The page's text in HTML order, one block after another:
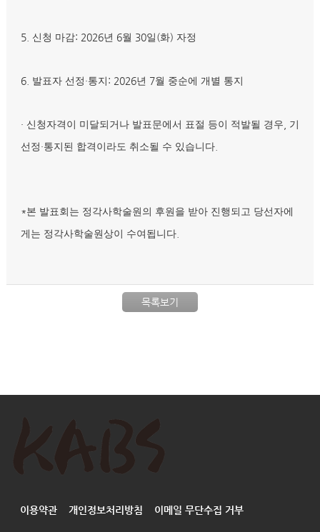
5. 신청 마감: 2026년 6월 30일 (화) 자정
6. 발표자 선정 ·통지 : 2026년 7월 중순에 개별 통지
· 신청자격이 미달되거나 발표문에서 표절 등이 적발될 경우 기
선정 ·통지된 합격이라도 취소될 수 있습니다
*본 발표회는 정각사학술원의 후원을 받아 진행되고 당선자에
게는 정각사학술원상이 수여됩니다
목록보기
이용약관 개인정보처리방침 이메일 무단수집 거부